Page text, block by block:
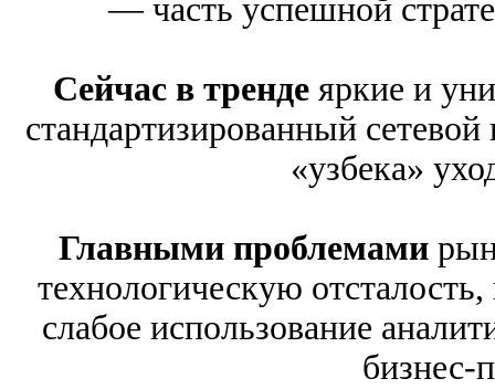
— часть успешной
Сейчас в трендеяркие и
стандартизированный
«узбека»
Главными проблемами
технологическую
слабое использование
бизнес-